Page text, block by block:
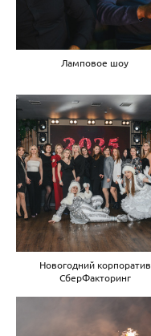
Ламповое шоу
Новогодний корпоратив
СберФакторинг